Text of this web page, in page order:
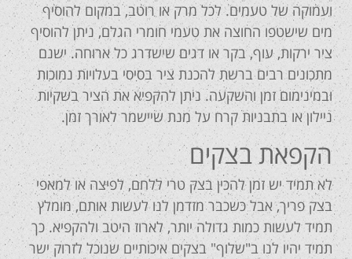
ועמוקה של טעמים. לכל מרק או רוטב, במקום להוסיף
מים שישטפו החוצה את טעמי חומרי הגלם, ניתן להוסיף
ציר ירקות, עוף, בקר או דגים שישדרג כל ארוחה. ישנם
מתכונים רבים ברשת להכנת ציר בסיסי בעלויות נמוכות
ובמינימום זמן והשקעה. ניתן להקפיא את הציר בשקיות
ניילון או בתבניות קרח על מנת שיישמר לאורך זמן.
הקפאת בצקים
לא תמיד יש זמן להכין בצק טרי ללחם, לפיצה או למאפי
בצק פריך, אבל כשכבר מזדמן לנו לעשות אותם, מומלץ
תמיד לעשות כמות גדולה יותר, לארוז היטב ולהקפיא. כך
תמיד יהיו לנו ב"שלוף" בצקים איכותיים שנוכל לזרוק ישר